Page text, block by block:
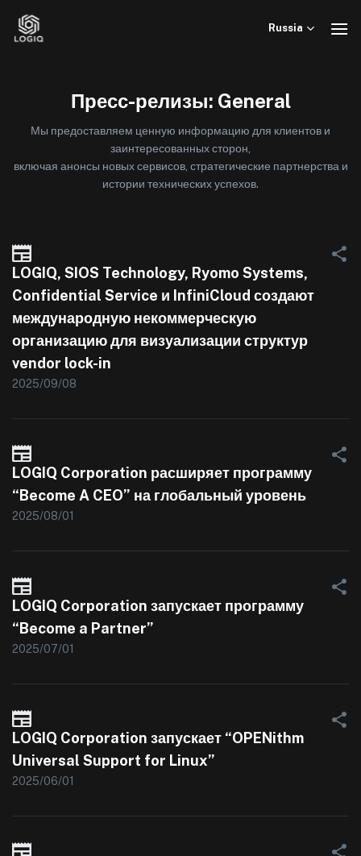
Russia
Пресс-релизы: General
Мы предоставляем ценную информацию для клиентов и
заинтересованных сторон,
включая анонсы новых сервисов, стратегические партнерства и
истории технических успехов.
LOGIQ, SIOS Technology, Ryomo Systems,
Confidential Service и InfiniCloud создают
международную некоммерческую
организацию для визуализации структур
vendor lock-in
2025/09/08
LOGIQ Corporation расширяет программу
“Become A CEO” на глобальный уровень
2025/08/01
LOGIQ Corporation запускает программу
“Become a Partner”
2025/07/01
LOGIQ Corporation запускает “OPENithm
Universal Support for Linux”
2025/06/01